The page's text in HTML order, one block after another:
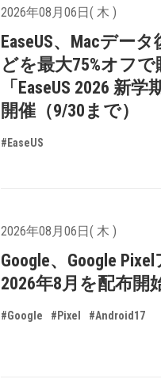
2026年08月06日( 木 )
EaseUS、Macデー
どを最大75%オフ
「EaseUS 2026 新
開催（9/30まで）
#EaseUS
2026年08月06日( 木 )
Google、Google
2026年8月を配布開
#Google #Pixel #Android17